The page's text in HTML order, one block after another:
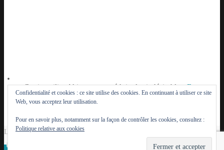
Ce site utilise Akismet pour réduire les indésirables.En
savoir plus sur la façon dont les données de vos
Le Lutèce du Parisien - 2014 - 2026
Confidentialité et cookies : ce site utilise des cookies. En continuant à utiliser ce site
Web, vous acceptez leur utilisation.
Pour en savoir plus, notamment sur la façon de contrôler les cookies, consultez :
Politique relative aux cookies